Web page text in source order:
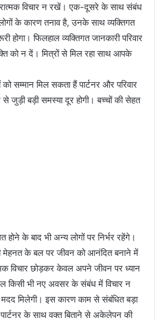
विचार न रखें। एक-दूसरे के साथ संबंध
के कारण तनाव है, उनके साथ व्यक्तिगत
होगा। फिलहाल व्यक्तिगत जानकारी परिवार
को न दें। मित्रों से मिल रहा साथ आपके
सम्मान मिल सकता हैं पार्टनर और परिवार
जुड़ी बड़ी समस्या दूर होगी। बच्चों की सेहत
के बाद भी अन्य लोगों पर निर्भर रहेंगे।
के बल पर जीवन को आनंदित बनाने में
विचार छोड़कर केवल अपने जीवन पर ध्यान
किसी भी नए अवसर के संबंध में विचार न
मदद मिलेगी। इस कारण काम से संबंधित बड़ा
के साथ वक्त बिताने से अकेलेपन की